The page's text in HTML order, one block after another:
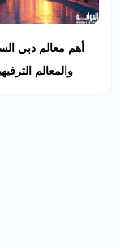
أهم معالم دبي
والمعالم